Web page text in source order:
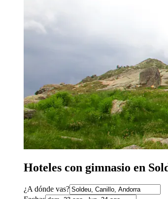
Hoteles con gimnasio en
¿A dónde vas?